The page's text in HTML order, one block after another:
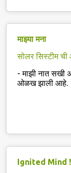
माझ्या मना
सोलर सिस्टीम
-माझी नात सखी
ओळख झाली आहे.
Ignited Mind !